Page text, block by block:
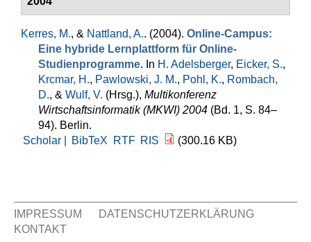
Kerres, M., & Nattland, A.. (2004). Online-Campus:
Eine hybride Lernplattform für Online-
Studienprogramme. In H. Adelsberger, Eicker, S.,
Krcmar, H., Pawlowski, J. M., Pohl, K., Rombach,
D., & Wulf, V. (Hrsg.), Multikonferenz
Wirtschaftsinformatik (MKWI) 2004 (Bd. 1, S. 84–
94). Berlin.
Scholar |
BibTeX RTF RIS (300.16 KB)
IMPRESSUM
DATENSCHUTZERKLÄRUNG
KONTAKT